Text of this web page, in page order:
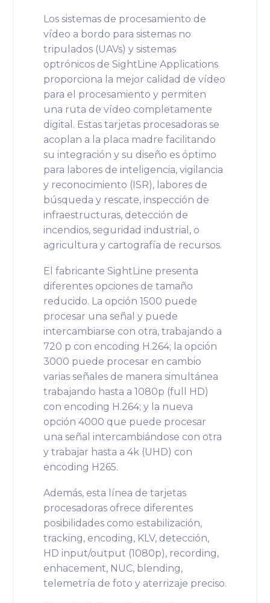
Los sistemas de procesamiento de
vídeo a bordo para sistemas no
tripulados (UAVs) y sistemas
optrónicos de SightLine Applications
proporciona la mejor calidad de vídeo
para el procesamiento y permiten
una ruta de vídeo completamente
digital. Estas tarjetas procesadoras se
acoplan a la placa madre facilitando
su integración y su diseño es óptimo
para labores de inteligencia, vigilancia
y reconocimiento (ISR), labores de
búsqueda y rescate, inspección de
infraestructuras, detección de
incendios, seguridad industrial, o
agricultura y cartografía de recursos.
El fabricante SightLine presenta
diferentes opciones de tamaño
reducido. La opción 1500 puede
procesar una señal y puede
intercambiarse con otra, trabajando a
720 p con encoding H.264; la opción
3000 puede procesar en cambio
varias señales de manera simultánea
trabajando hasta a 1080p (full HD)
con encoding H.264; y la nueva
opción 4000 que puede procesar
una señal intercambiándose con otra
y trabajar hasta a 4k (UHD) con
encoding H265.
Además, esta línea de tarjetas
procesadoras ofrece diferentes
posibilidades como estabilización,
tracking, encoding, KLV, detección,
HD input/output (1080p), recording,
enhacement, NUC, blending,
telemetría de foto y aterrizaje preciso.